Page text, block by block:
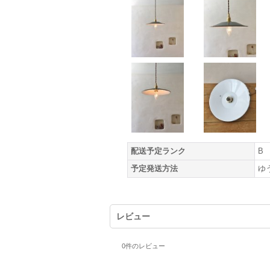
配送予定ランク
B
予定発送方法
ゆ
レビュー
0件のレビュー